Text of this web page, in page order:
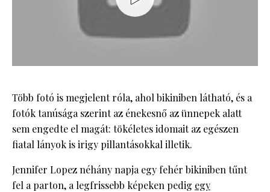
Több fotó is megjelent róla, ahol bikiniben látható, és a
fotók tanúsága szerint az énekesnő az ünnepek alatt
sem engedte el magát: tökéletes idomait az egészen
fiatal lányok is irigy pillantásokkal illetik.
Jennifer Lopez néhány napja egy fehér bikiniben tűnt
fel a parton, a legfrissebb képeken pedig egy